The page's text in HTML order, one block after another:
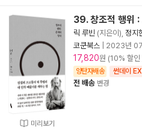
미리보기
39. 창조적 행위 :
릭 루빈 (지은이), 정지
코쿤북스
2023년
17,820원 (10% 할
양탄자배송 썬데이
전 배송 변경